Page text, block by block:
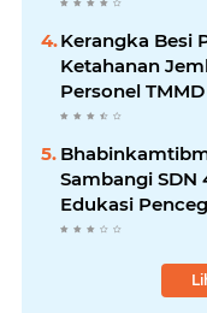
Kerangka Besi
Ketahanan
Personel TMMD
Sambangi SDN
Edukasi
Penculikan Anak